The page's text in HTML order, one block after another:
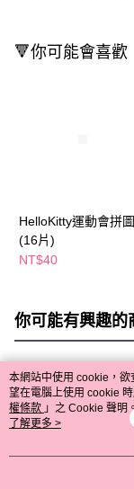
🔻你可能會喜歡
HelloKitty運動會拼圖
(16片)
NT$40
你可能有興趣的
熱門標籤
本網站中使用 cookie，欲
望在電腦上使用 cookie
權條款 」之 Cookie 聲明
用條款之 Cookie 聲明使
了解更多 >